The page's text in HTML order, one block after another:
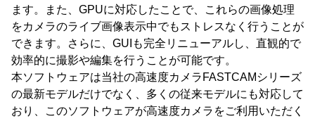
ます。また、GPUに対応したことで、これらの画像処理
をカメラのライブ画像表示中でもストレスなく行うことが
できます。さらに、GUIも完全リニューアルし、直観的で
効率的に撮影や編集を行うことが可能です。
本ソフトウェアは当社の高速度カメラFASTCAMシリーズ
の最新モデルだけでなく、多くの従来モデルにも対応して
おり、このソフトウェアが高速度カメラをご利用いただく